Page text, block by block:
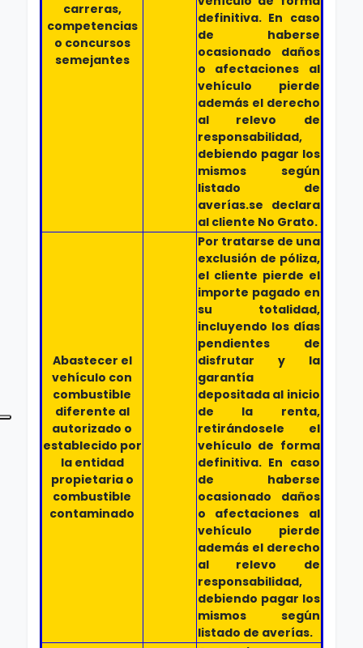
carreras,
competencias
o concursos
semejantes
definitiva. En caso
de haberse
ocasionado daños
o afectaciones al
vehículo pierde
además el derecho
al relevo de
responsabilidad,
debiendo pagar los
mismos según
listado de
averías.se declara
al cliente No Grato.
Abastecer el
vehículo con
combustible
diferente al
autorizado o
establecido por
la entidad
propietaria o
combustible
contaminado
Por tratarse de una
exclusión de póliza,
el cliente pierde el
importe pagado en
su totalidad,
incluyendo los días
pendientes de
disfrutar y la
garantía
depositada al inicio
de la renta,
retirándosele el
vehículo de forma
definitiva. En caso
de haberse
ocasionado daños
o afectaciones al
vehículo pierde
además el derecho
al relevo de
responsabilidad,
debiendo pagar los
mismos según
listado de averías.